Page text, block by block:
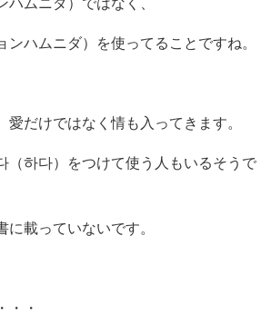
ンハムニダ）を使ってることですね。
愛だけではなく情も入ってきます。
（하다）をつけて使う人もいるそうで
載っていないです。
・・